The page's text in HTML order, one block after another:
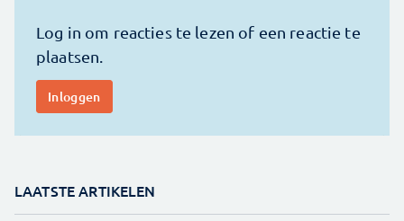
LAATSTE ARTIKELEN